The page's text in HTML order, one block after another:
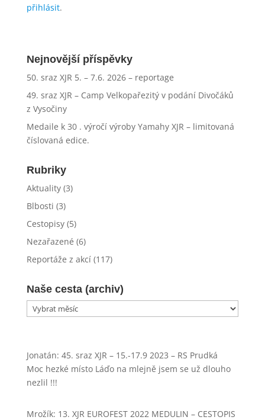
přihlásit.
Nejnovější příspěvky
50. sraz XJR 5. – 7.6. 2026 – reportage
49. sraz XJR – Camp Velkopařezitý v podání Divočáků
z Vysočiny
Medaile k 30 . výročí výroby Yamahy XJR – limitovaná
číslovaná edice.
Rubriky
Aktuality(3)
Blbosti (3)
Cestopisy(5)
Nezařazené (6)
Reportáže z akcí(117)
Naše cesta (archiv)
Naše
cesta
Jonatán: 45. sraz XJR – 15.-17.9 2023 – RS Prudká
Moc hezké místo Láďo na mlejně jsem se už dlouho
nezlil !!!
Mrožík: 13. XJR EUROFEST 2022 MEDULIN – CESTOPIS